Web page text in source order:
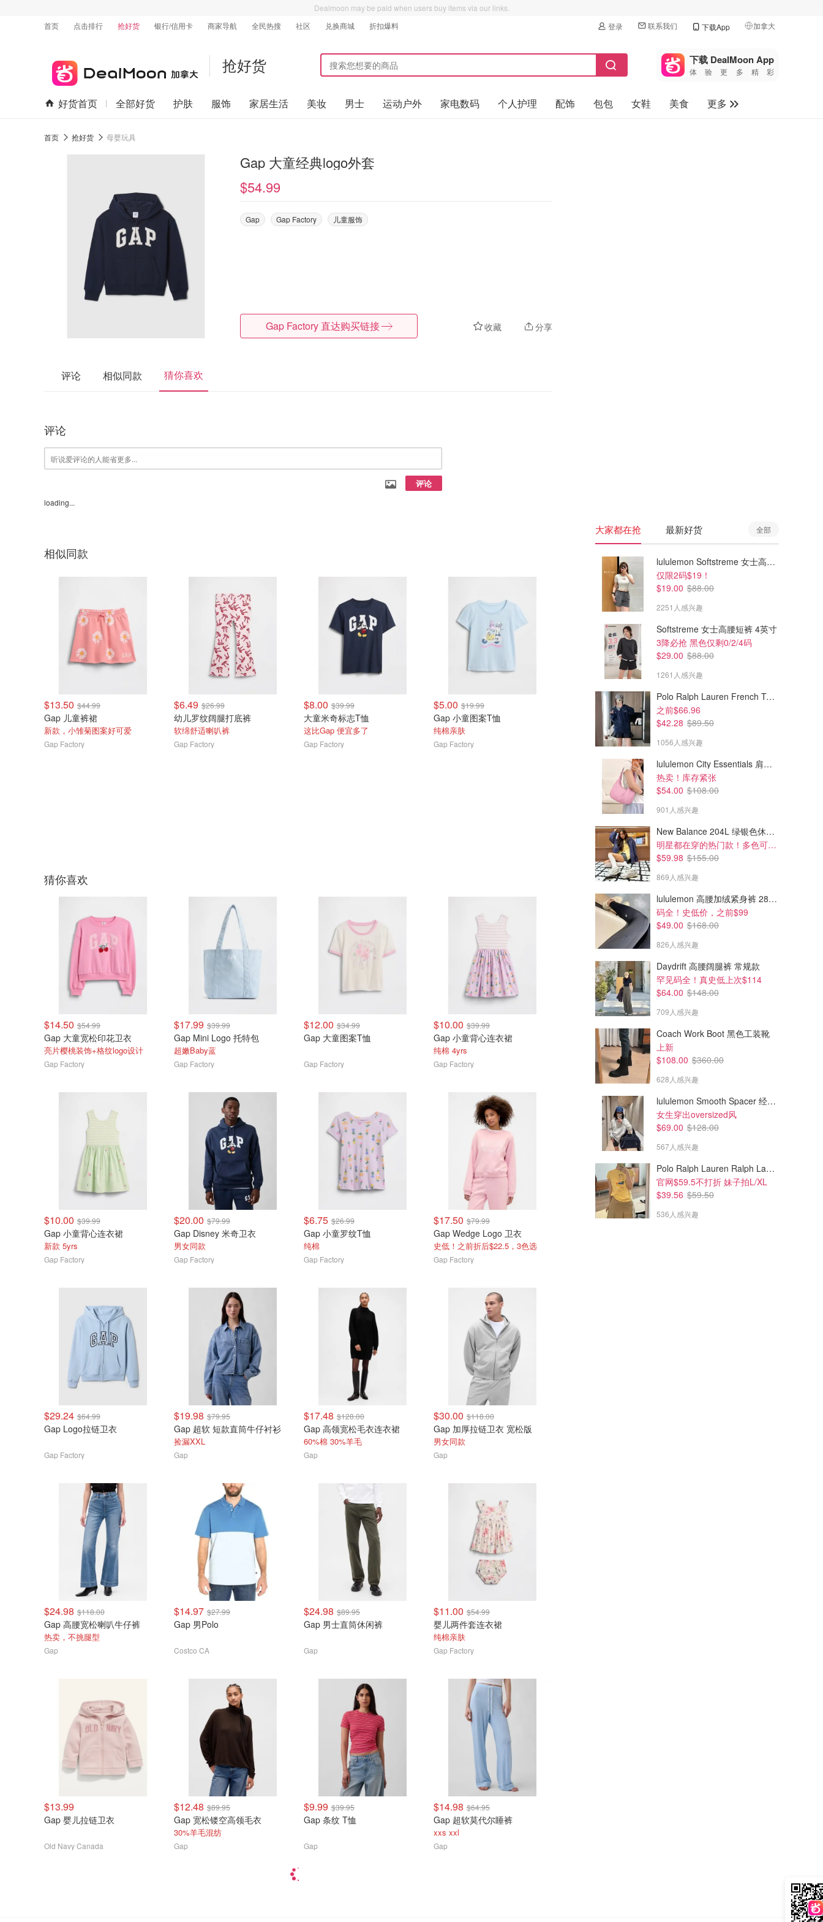
Dealmoon may be paid when users buy items via our links.
首页
点击排行 抢好货 银行/信用卡 商家导航 全民热搜 社区 兑换商城 折扣爆料 登录 联系我们 下载App 加拿大
🇺🇸
美国
🇨🇳中国
🇨🇦加拿大
抢好货 下载 DealMoon App
体验更多精彩
好货首页 全部好货 护肤 服饰 家居生活 美妆 男士 运动户外 家电数码 个人护理 配饰 包包 女鞋 美食
更多
首页 抢好货 母婴玩具
Gap 大童经典logo外套
$54.99
Gap Gap Factory 儿童服饰
收藏 分享
Gap Factory 直达购买链接
评论 相似同款 猜你喜欢
评论
评论
loading...
相似同款
$13.50 $44.99
Gap 儿童裤裙
新款，小雏菊图案好可爱
Gap Factory
$6.49 $26.99
幼儿罗纹阔腿打底裤
软绵舒适喇叭裤
Gap Factory
$8.00 $39.99
大童米奇标志T恤
这比Gap 便宜多了
Gap Factory
$5.00 $19.99
Gap 小童图案T恤
纯棉亲肤
Gap Factory
$12.99
Gap 袜子6双装
Old Navy Canada
$13.97
Gap 幼儿女孩暖针织连衣裙
Old Navy Canada
猜你喜欢
$14.50 $54.99
Gap 大童宽松印花卫衣
亮片樱桃装饰+格纹logo设计
Gap Factory
$17.99 $39.99
Gap Mini Logo 托特包
超嫩Baby蓝
Gap Factory
$12.00 $34.99
Gap 大童图案T恤
Gap Factory
$10.00 $39.99
Gap 小童背心连衣裙
纯棉 4yrs
Gap Factory
$10.00 $39.99
Gap 小童背心连衣裙
新款 5yrs
Gap Factory
$20.00 $79.99
Gap Disney 米奇卫衣
男女同款
Gap Factory
$6.75 $26.99
Gap 小童罗纹T恤
纯棉
Gap Factory
$17.50 $79.99
Gap Wedge Logo 卫衣
史低！之前折后$22.5，3色选
Gap Factory
$29.24 $64.99
Gap Logo拉链卫衣
Gap Factory
$19.98 $79.95
Gap 超软 短款直筒牛仔衬衫
捡漏XXL
Gap
$17.48 $128.00
Gap 高领宽松毛衣连衣裙
60%棉 30%羊毛
Gap
$30.00 $118.00
Gap 加厚拉链卫衣 宽松版
男女同款
Gap
$24.98 $118.00
Gap 高腰宽松喇叭牛仔裤
热卖，不挑腿型
Gap
$14.97 $27.99
Gap 男Polo
Costco CA
$24.98 $89.95
Gap 男士直筒休闲裤
Gap
$11.00 $54.99
婴儿两件套连衣裙
纯棉亲肤
Gap Factory
$13.99
Gap 婴儿拉链卫衣
Old Navy Canada
$12.48 $89.95
Gap 宽松镂空高领毛衣
30%羊毛混纺
Gap
$9.99 $39.95
Gap 条纹 T恤
Gap
$14.98 $64.95
Gap 超软莫代尔睡裤
xxs xxl
Gap
大家都在抢 最新好货 全部
lululemon Softstreme 女士高腰短裤 10cm
仅限2码$19！
$19.00 $88.00
2251人感兴趣
Softstreme 女士高腰短裤 4英寸
3降必抢 黑色仅剩0/2/4码
$29.00 $88.00
1261人感兴趣
Polo Ralph Lauren French Terry 女童连帽卫衣 7-16码
之前$66.96
$42.28 $89.50
1056人感兴趣
lululemon City Essentials 肩背包 4L
热卖！库存紧张
$54.00 $108.00
901人感兴趣
New Balance 204L 绿银色休闲鞋
明星都在穿的热门款！多色可选 3.8折
$59.98 $155.00
869人感兴趣
lululemon 高腰加绒紧身裤 28"≈71cm 5个口袋
码全！史低价，之前$99
$49.00 $168.00
826人感兴趣
Daydrift 高腰阔腿裤 常规款
罕见码全！真史低上次$114
$64.00 $148.00
709人感兴趣
Coach Work Boot 黑色工装靴
上新
$108.00 $360.00
628人感兴趣
lululemon Smooth Spacer 经典卫衣
女生穿出oversized风
$69.00 $128.00
567人感兴趣
Polo Ralph Lauren Ralph Lauren Polo Bear 女童棉T恤 染色 1件
官网$59.5不打折 妹子拍L/XL
$39.56 $59.50
536人感兴趣